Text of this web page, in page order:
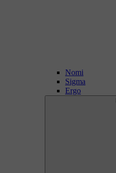
Nomi
Sigma
Ergo